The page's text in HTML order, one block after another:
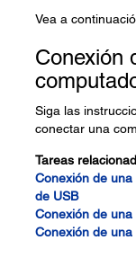
Vea a
Conexión
Siga las
conectar una
Tareas
Conexión de
de USB
Conexión de
Conexión de